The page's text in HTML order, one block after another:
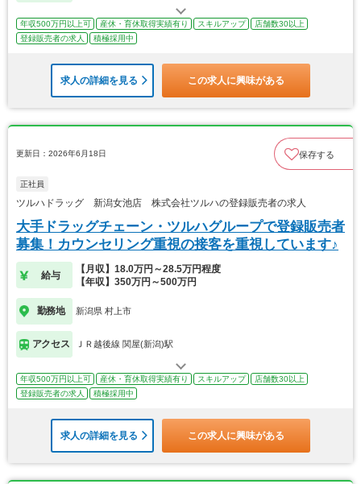
年収500万円以上可 産休・育休取得実績有り スキルアップ
店舗数30以上
登録販売者の求人
積極採用中
求人の詳細を見る この求人に興味がある
更新日：2026年6月18日 保存する
正社員
ツルハドラッグ 新潟女池店 株式会社ツルハの登録販売者の求人
大手ドラッグチェーン・ツルハグループで登録販売者
募集！カウンセリング重視の接客を重視しています♪
給与
【月収】18.0万円～28.5万円程度
【年収】350万円～500万円
勤務地 新潟県 村上市
アクセス ＪＲ越後線 関屋(新潟)駅
年収500万円以上可 産休・育休取得実績有り スキルアップ
店舗数30以上
登録販売者の求人
積極採用中
求人の詳細を見る この求人に興味がある